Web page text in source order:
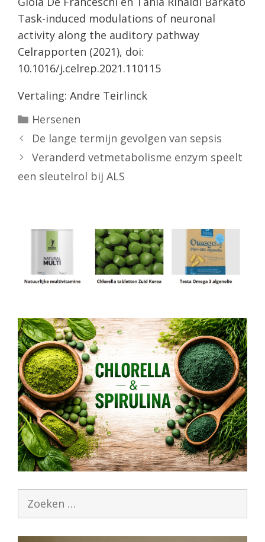
Task-induced modulations of neuronal
activity along the auditory pathway
Celrapporten (2021), doi:
10.1016/j.celrep.2021.110115
Vertaling: Andre Teirlinck
Categorieën
Hersenen
De lange termijn gevolgen van sepsis
Veranderd vetmetabolisme enzym speelt
een sleutelrol bij ALS
Zoek